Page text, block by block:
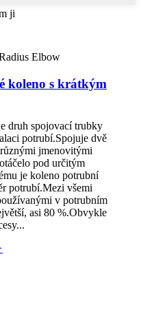
ji
koleno s krátkým
druh spojovací trubky
potrubí.Spojuje dvě
jmenovitými
pod určitým
je koleno potrubní
potrubí.Mezi všemi
v potrubním
asi 80 %.Obvykle